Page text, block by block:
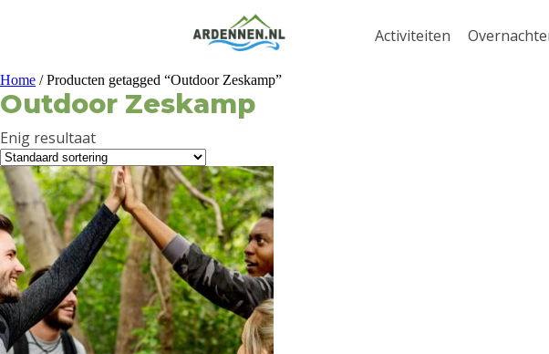
Activiteiten
Home / Producten getagged “Outdoor Zeskamp”
Outdoor Zeskamp
Enig resultaat